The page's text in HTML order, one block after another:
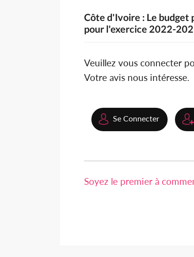
Côte d'Ivoire : Le
pour l'exercice 2022-
Veuillez vous connecter
Votre avis nous intéresse.
Se Connecter
Soyez le premier à